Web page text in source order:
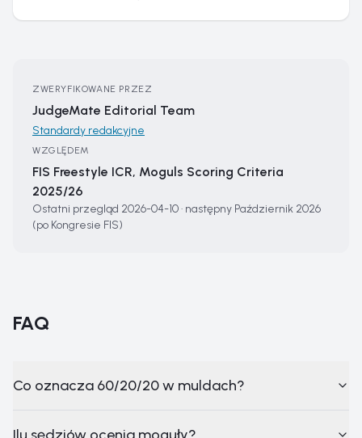
ZWERYFIKOWANE PRZEZ
JudgeMate Editorial Team
Standardy redakcyjne
WZGLĘDEM
FIS Freestyle ICR, Moguls Scoring Criteria
2025/26
Ostatni przegląd 2026-04-10· następny Październik 2026
(po Kongresie FIS)
FAQ
Co oznacza 60/20/20 w muldach?